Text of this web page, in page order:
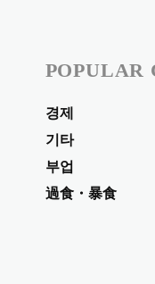
POPULAR
경제
기타
부업
過食・暴食